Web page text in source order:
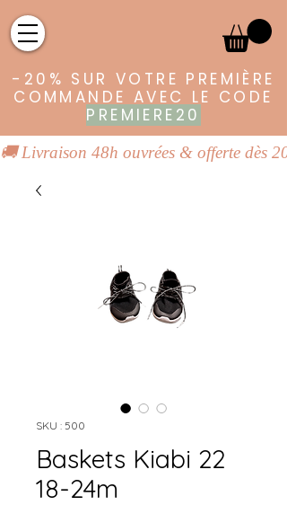
-20% SUR VOTRE PREMIÈRE
COMMANDE AVEC LE CODE
PREMIERE20
🚚 Livraison 48h ouvrées & offerte dès
SKU : 500
Baskets Kiabi 22
18-24m